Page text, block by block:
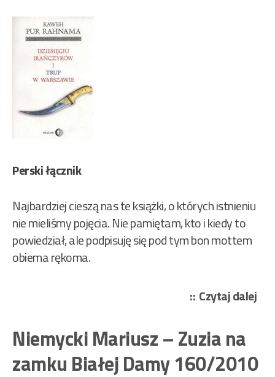
Perski łącznik
Najbardziej cieszą nas te książki, o których istnieniu
nie mieliśmy pojęcia. Nie pamiętam, kto i kiedy to
powiedział, ale podpisuję się pod tym bon mottem
obiema rękoma.
Czytaj dalej
Niemycki Mariusz – Zuzia na
zamku Białej Damy 160/2010